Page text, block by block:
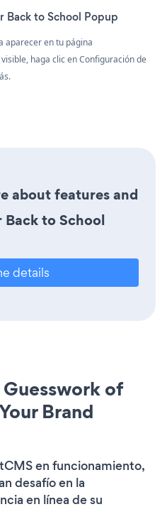
Back to School Popup
aparecer en tu página
haga clic en Configuración de
about features and
to School
details
of
Brand
en funcionamiento,
desafío en la
en línea de su